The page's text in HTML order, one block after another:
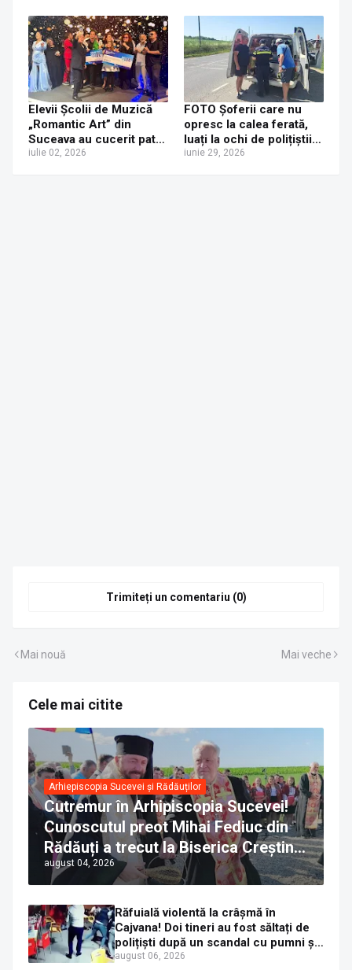
tânărului decedat după
ce a căzut de pe puntea
dintre Vicovu de Jos și
Bilca
Elevii Școlii de Muzică
„Romantic Art” din
Suceava au cucerit patru
festivaluri internaționale
iulie 02, 2026
FOTO Șoferii care nu
opresc la calea ferată,
luați la ochi de polițiștii
suceveni. Aproape 200
iunie 29, 2026
Trimiteți un comentariu (0)
Mai nouă Mai veche
Cele mai citite
Arhiepiscopia Sucevei și Rădăuților
Cutremur în Arhipiscopia Sucevei!
Cunoscutul preot Mihai Fediuc din
Rădăuți a trecut la Biserica Creștină
Ortodoxă Valahă. ÎPS Calinic anunță
că îi pregătește judecata canonică
august 04, 2026
Răfuială violentă la crâșmă în
Cajvana! Doi tineri au fost săltați de
polițiști după un scandal cu pumni și
mașini distruse
august 06, 2026